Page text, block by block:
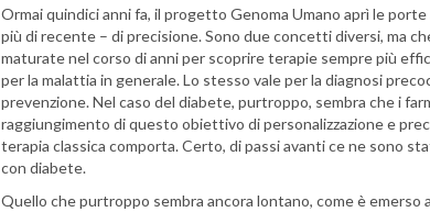
Ormai quindici anni fa, il progetto Genoma Umano aprì le
più di recente – di precisione. Sono due concetti diversi, ma
maturate nel corso di anni per scoprire terapie sempre più
per la malattia in generale. Lo stesso vale per la diagnosi
prevenzione. Nel caso del diabete, purtroppo, sembra che i
raggiungimento di questo obiettivo di personalizzazione e
terapia classica comporta. Certo, di passi avanti ce ne sono
con diabete.
Quello che purtroppo sembra ancora lontano, come è emerso